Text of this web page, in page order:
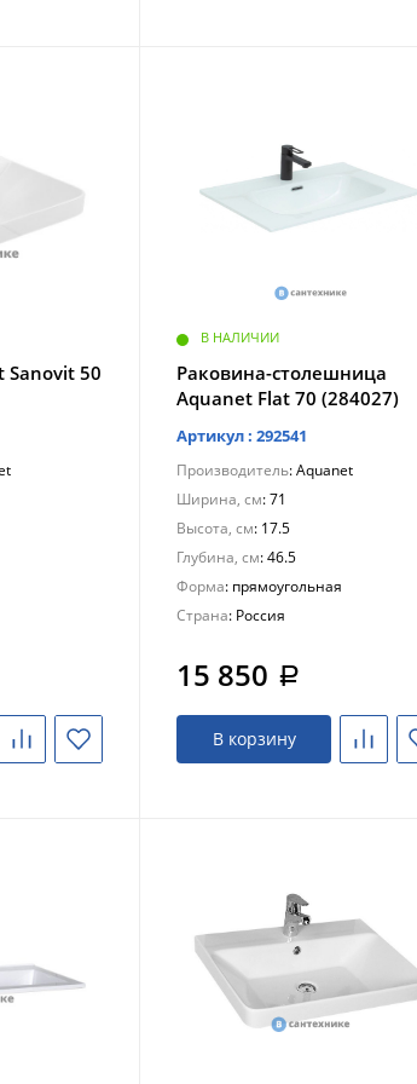
Sanovit 50
В НАЛИЧИИ
Раковина-столешница
Aquanet Flat 70 (284027)
Артикул : 292541
Производитель: Aquanet
Ширина, см: 71
Высота, см: 17.5
Глубина, см: 46.5
Форма: прямоугольная
Страна: Россия
15 850 a
В корзину